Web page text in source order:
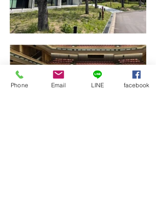
Phone Email LINE facebook